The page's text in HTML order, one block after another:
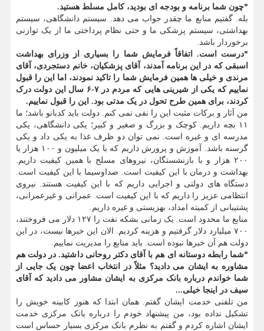
*چون شما برنامه و بودجه ای بودید، کامل مسلط هستید.
بله. گفتیم منابع ما چقدر جواب می دهد. سیستم دانشگاهی، سیستم
بهداشتی، سیستم پزشکی ما و حتی نظام پرداختی ما از یک توازنی
برخوردار باشد.
*درست است. اتفاقاً فرمایش شما را بسیاری از وزرای بهداشت
اسبقی که در این برنامه آمدند، آقای پزشکیان، خانم دستجردی، آقای
مرندی و خیلی ها همین فرمایش شما را تاکید نمودند، اما این را قبول
نماییم که یکی از شیرینی هایی که مردم در ۷-۶ سال این دولت درک
کردند، برای همین طرح تحول در یک مدتی بود. این را قبول نماییم.
من آثار و برکات مثبت این را نفی نمی کنم. دولت باید کدبانو باشد؛ ما
۱۱ بچه داریم. کوچک و بزرگ و صغیر و کبیر؛ یکی دانشگاهی، یکی
مدرسه ای و غیره است. نمی توان دو ظرف غذا به یکی داد و یکی
گرسنه باشد. آموزش و پرورش داریم که با یک میلیون و ۱۰۰ هزار یا
۲۰۰ هزار و با بازنشستگان، نیروهای مسلح با همین کیفیت داریم.
بهداشت و درمان با این کیفیت است. صداوسیما با این کیفیت است.
دستگاه های دولتی و اجرایی داریم که با این کیفیت هستند. نیروی
انتظامی عزیز را داریم که با این کیفیت است. عمرانی و غیرعمرانی،
پشتیبانی از کمیته امداد، بهزیستی و غیره داریم.
منابع ما محدود است. یک زمانی بشکه نفت را ۱۲۷ دلار می فروختند،
۷۰۰ میلیارد دلار گرفتیم و هزینه کردیم. الان این خبرها نیست، در این
دولت هم آن خبرها نبوده است. باید منابع را مدیریت نماییم.
*شما رابطه دوستانه ای هم با آقای دکتر روحانی داشتید. در دولت هم
مشاوره به ایشان می دادید؟ مثلاً در انتخاب اعضا چون یک جایی از
شما خواندم درباره بانک مرکزی به ایشان مشاور می دادید که آقای
سیف در اینجا خیلی...
من تلفنی خدمت ایشان گفتم. همان ابتدا که هنوز کابینه خویش را
تشکیل نداده بود، من پیشنهاد خودم را درباره بانک مرکزی خدمت
ایشان اشاره کردم و گفتم به نظرم بانک مرکزی بسیار حساس است